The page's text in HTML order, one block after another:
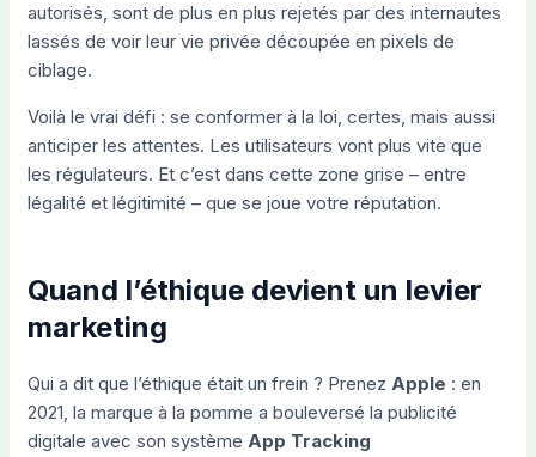
autorisés, sont de plus en plus rejetés par des internautes
lassés de voir leur vie privée découpée en pixels de
ciblage.
Voilà le vrai défi : se conformer à la loi, certes, mais aussi
anticiper les attentes. Les utilisateurs vont plus vite que
les régulateurs. Et c’est dans cette zone grise – entre
légalité et légitimité – que se joue votre réputation.
Quand l’éthique devient un levier
marketing
Qui a dit que l’éthique était un frein ? PrenezApple : en
2021, la marque à la pomme a bouleversé la publicité
digitale avec son systèmeApp Tracking